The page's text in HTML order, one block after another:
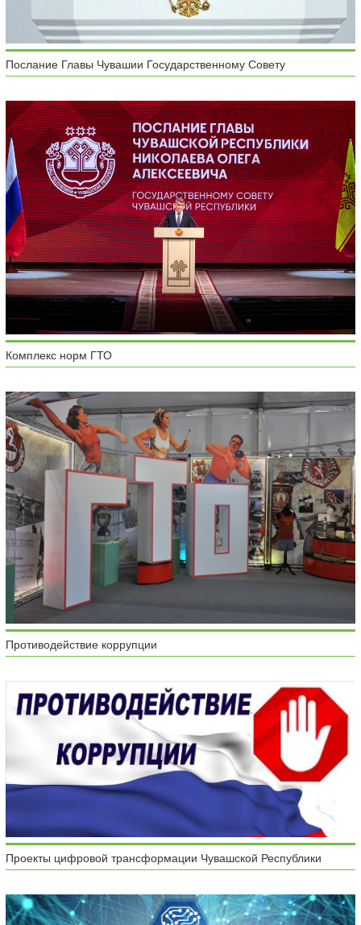
Послание Главы Чувашии Государственному Совету
Комплекс норм ГТО
Противодействие коррупции
Проекты цифровой трансформации Чувашской Республики